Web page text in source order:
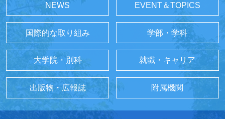
NEWS EVENT＆TOPICS
国際的な取り組み 学部・学科
大学院・別科 就職・キャリア
出版物・広報誌 附属機関